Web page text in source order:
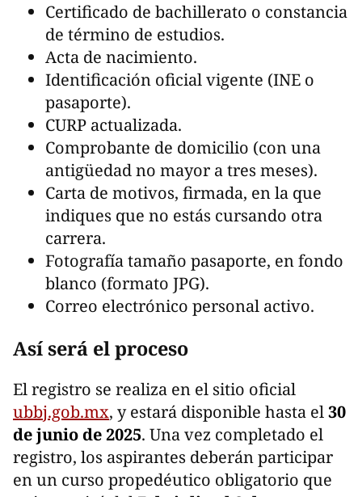
Certificado de bachillerato o constancia
de término de estudios.
Acta de nacimiento.
Identificación oficial vigente (INE o
pasaporte).
CURP actualizada.
Comprobante de domicilio (con una
antigüedad no mayor a tres meses).
Carta de motivos, firmada, en la que
indiques que no estás cursando otra
carrera.
Fotografía tamaño pasaporte, en fondo
blanco (formato JPG).
Correo electrónico personal activo.
Así será el proceso
El registro se realiza en el sitio oficial
ubbj.gob.mx, y estará disponible hasta el30
de junio de 2025. Una vez completado el
registro, los aspirantes deberán participar
en un curso propedéutico obligatorio que